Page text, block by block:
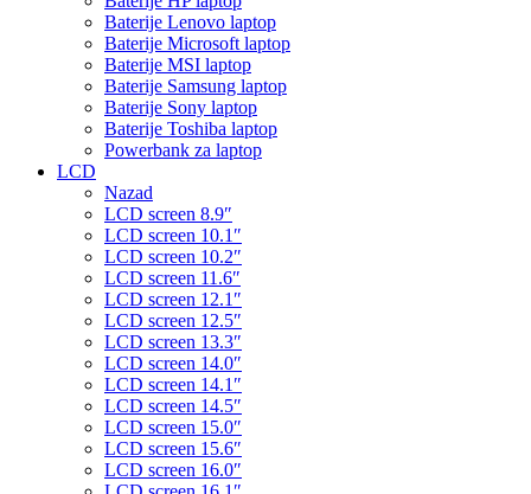
Baterije Lenovo laptop
Baterije Microsoft laptop
Baterije MSI laptop
Baterije Samsung laptop
Baterije Sony laptop
Baterije Toshiba laptop
Powerbank za laptop
LCD
Nazad
LCD screen 8.9″
LCD screen 10.1″
LCD screen 10.2″
LCD screen 11.6″
LCD screen 12.1″
LCD screen 12.5″
LCD screen 13.3″
LCD screen 14.0″
LCD screen 14.1″
LCD screen 14.5″
LCD screen 15.0″
LCD screen 15.6″
LCD screen 16.0″